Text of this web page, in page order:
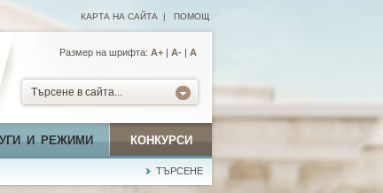
КАРТА НА САЙТА | ПОМОЩ
Размер на шрифта: А+ | A- | A
Търсене в сайта...
И РЕЖИМИ КОНКУРСИ
ТЪРСЕНЕ